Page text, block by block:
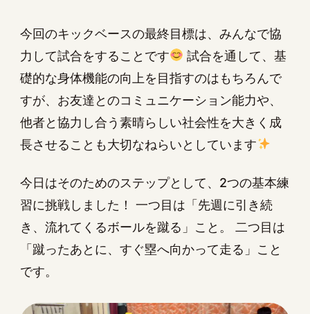
今回のキックベースの最終目標は、みんなで協
力して試合をすることです
試合を通して、基
礎的な身体機能の向上を目指すのはもちろんで
すが、お友達とのコミュニケーション能力や、
他者と協力し合う素晴らしい社会性を大きく成
長させることも大切なねらいとしています
今日はそのためのステップとして、2つの基本練
習に挑戦しました！ 一つ目は「先週に引き続
き、流れてくるボールを蹴る」こと。 二つ目は
「蹴ったあとに、すぐ塁へ向かって走る」こと
です。